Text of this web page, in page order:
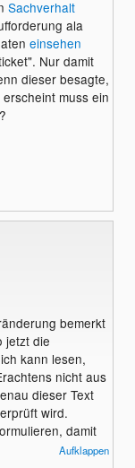
Sachverhalt
ala
einsehen
Nur damit
dieser besagte,
erscheint muss ein
bemerkt
jetzt die
kann lesen,
nicht aus
dieser Text
wird.
damit
allgemeineAufklappen